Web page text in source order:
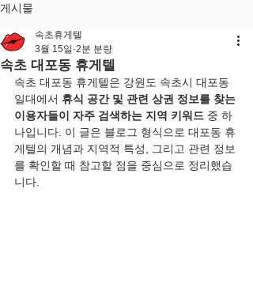
게시물
속초 대포동 휴게텔
속초휴게텔
3월 15일 2분 분량
속초 대포동 휴게텔은 강원도 속초시 대포동
일대에서 휴식 공간 및 관련 상권 정보를 찾는
이용자들이 자주 검색하는 지역 키워드 중 하
나입니다. 이 글은 블로그 형식으로 대포동 휴
게텔의 개념과 지역적 특성, 그리고 관련 정보
를 확인할 때 참고할 점을 중심으로 정리했습
니다.